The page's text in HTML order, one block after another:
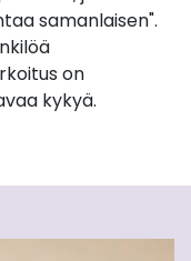
samanlaisen".
on
kykyä.